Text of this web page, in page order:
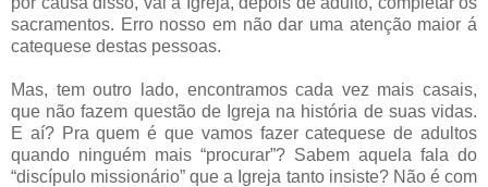
sacramentos. Erro nosso em não dar uma atenção maior á
catequese destas pessoas.
Mas, tem outro lado, encontramos cada vez mais casais,
que não fazem questão de Igreja na história de suas vidas.
E aí? Pra quem é que vamos fazer catequese de adultos
quando ninguém mais “procurar”? Sabem aquela fala do
“discípulo missionário” que a Igreja tanto insiste? Não é com